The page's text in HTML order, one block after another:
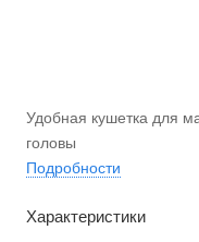
Удобная кушетка для
головы
Подробности
Характеристики